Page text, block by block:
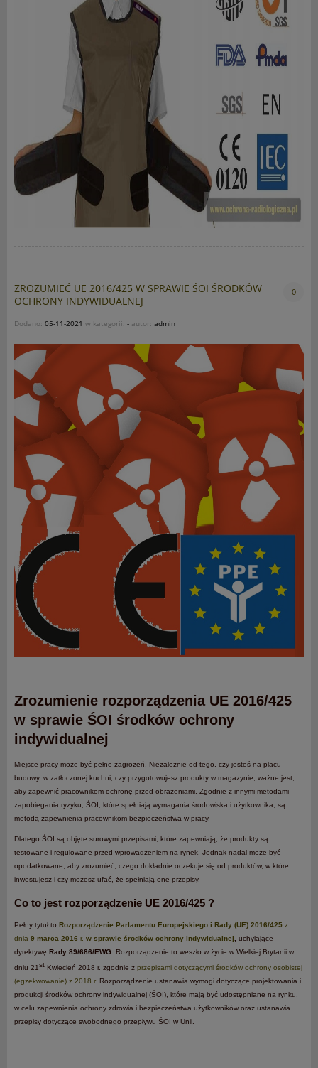
ZROZUMIEĆ UE 2016/425 W SPRAWIE ŚOI ŚRODKÓW
OCHRONY INDYWIDUALNEJ
0
Dodano: 05-11-2021 w kategorii: - autor: admin
Zrozumienie rozporządzenia UE 2016/425
w sprawie ŚOI środków ochrony
indywidualnej
Miejsce pracy może być pełne zagrożeń. Niezależnie od tego, czy jesteś na placu
budowy, w zatłoczonej kuchni, czy przygotowujesz produkty w magazynie, ważne jest,
aby zapewnić pracownikom ochronę przed obrażeniami. Zgodnie z innymi metodami
zapobiegania ryzyku, ŚOI, które spełniają wymagania środowiska i użytkownika, są
metodą zapewnienia pracownikom bezpieczeństwa w pracy.
Dlatego ŚOI są objęte surowymi przepisami, które zapewniają, że produkty są
testowane i regulowane przed wprowadzeniem na rynek. Jednak nadal może być
opodatkowane, aby zrozumieć, czego dokładnie oczekuje się od produktów, w które
inwestujesz i czy możesz ufać, że spełniają one przepisy.
Co to jest rozporządzenie UE 2016/425 ?
Pełny tytuł to Rozporządzenie Parlamentu Europejskiego i Rady (UE) 2016/425 z
dnia 9 marca 2016 r. w sprawie środków ochrony indywidualnej
uchylające
dyrektywę Rady 89/686/EWG . Rozporządzenie to weszło w życie w Wielkiej Brytanii w
dniu 21st Kwiecień 2018 r. zgodnie z przepisami dotyczącymi środków ochrony osobistej
(egzekwowanie) z 2018 r. Rozporządzenie ustanawia wymogi dotyczące projektowania i
produkcji środków ochrony indywidualnej (ŚOI), które mają być udostępniane na rynku,
w celu zapewnienia ochrony zdrowia i bezpieczeństwa użytkowników oraz ustanawia
przepisy dotyczące swobodnego przepływu ŚOI w Unii.